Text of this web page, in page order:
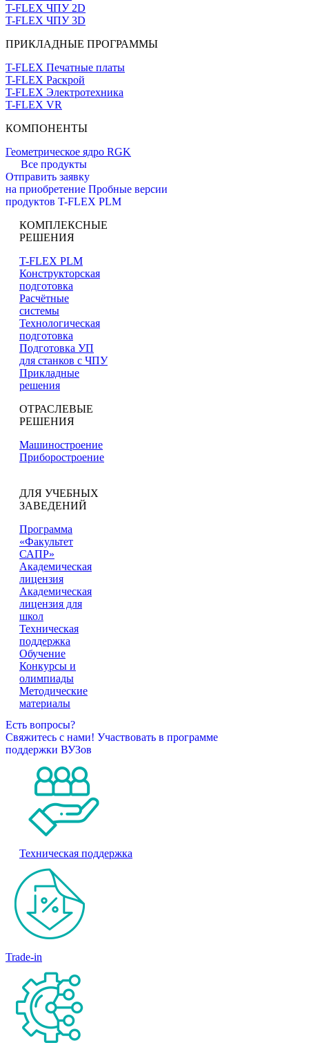
T-FLEX ЧПУ 2D
T-FLEX ЧПУ 3D
ПРИКЛАДНЫЕ ПРОГРАММЫ
T-FLEX Печатные платы
T-FLEX Раскрой
T-FLEX Электротехника
T-FLEX VR
КОМПОНЕНТЫ
Геометрическое ядро RGK
Все продукты
Отправить заявку
на приобретение Пробные версии
продуктов T-FLEX PLM
КОМПЛЕКСНЫЕ
РЕШЕНИЯ
T-FLEX PLM
Конструкторская
подготовка
Расчётные
системы
Технологическая
подготовка
Подготовка УП
для станков с ЧПУ
Прикладные
решения
ОТРАСЛЕВЫЕ
РЕШЕНИЯ
Машиностроение
Приборостроение
ДЛЯ УЧЕБНЫХ
ЗАВЕДЕНИЙ
Программа
«Факультет
САПР»
Академическая
лицензия
Академическая
лицензия для
школ
Техническая
поддержка
Обучение
Конкурсы и
олимпиады
Методические
материалы
Есть вопросы?
Свяжитесь с нами! Участвовать в программе
поддержки ВУЗов
Техническая поддержка
Trade-in